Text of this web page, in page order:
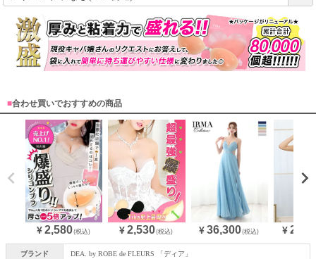
)
■合わせ買いでおすすめの商品
¥ 2,580(税込) ¥ 2,530(税込) ¥ 36,300(税込) ¥
ブランド DEA. by ROBE de FLEURS 「ディア」